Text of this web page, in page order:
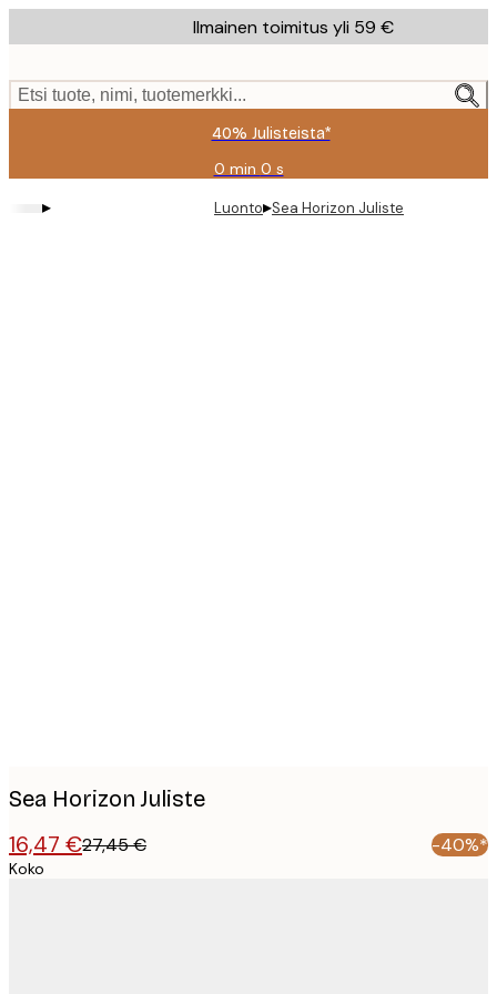
to
content.
Ilmainen toimitus yli 59 €
Etsi tuote, nimi, tuotemerkki...
40% Julisteista*
0 min 0 s
Voimassa
asti:
2026-
▸ Luonto▸Sea Horizon Juliste
Sea Horizon Juliste
16,47 €27,45 € -40%*
Koko